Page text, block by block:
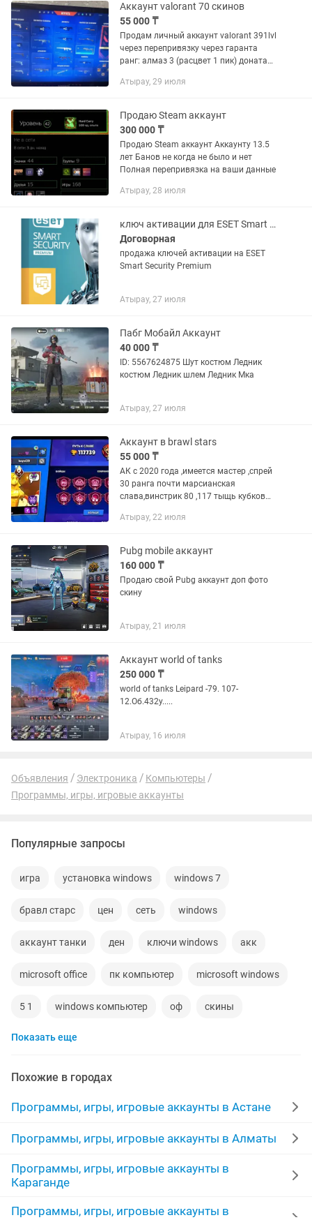
Аккаунт valorant 70 скинов
55 000 ₸
Продам личный аккаунт valorant 391lvl
через перепривязку через гаранта
ранг: алмаз 3 (расцвет 1 пик) доната
10.10.2026 после продажи
Атырау, 29 июля
Продаю Steam аккаунт
300 000 ₸
Продаю Steam аккаунт Аккаунту 13.5
лет Банов не когда не было и нет
Полная перепривязка на ваши данные
Атырау, 28 июля
ключ активации для ESET Smart Security Premium
Договорная
продажа ключей активации на ESET
Smart Security Premium
Атырау, 27 июля
Пабг Мобайл Аккаунт
40 000 ₸
ID: 5567624875 Шут костюм Ледник
костюм Ледник шлем Ледник Мка
Атырау, 27 июля
Аккаунт в brawl stars
55 000 ₸
АК с 2020 года ,имеется мастер ,спрей
30 ранга почти марсианская
слава,винстрик 80 ,117 тыщь кубков
редкие скины которые не продаются
Атырау, 22 июля
Pubg mobile аккаунт
160 000 ₸
Продаю свой Pubg аккаунт доп фото
скину
Атырау, 21 июля
Аккаунт world of tanks
250 000 ₸
world of tanks Leipard -79. 107-
12.Об.432y.....
Атырау, 16 июля
Объявления Электроника
Компьютеры
Программы, игры, игровые аккаунты
Популярные запросы
игра установка windows windows 7
бравл старс цен сеть windows
аккаунт танки ден ключи windows акк
microsoft office пк компьютер microsoft windows
5 1 windows компьютер оф скины
диск windows
аккаун русские world торг компьютер
аккаунты игр free аккаунта блок личны
уровень windows 11 лицензионный windows
Показать еще
Похожие в городах
Программы, игры, игровые аккаунты в Астане
Программы, игры, игровые аккаунты в Алматы
Программы, игры, игровые аккаунты в
Караганде
Программы, игры, игровые аккаунты в